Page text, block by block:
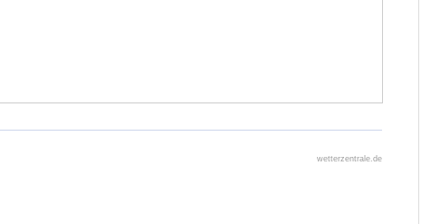
wetterzentrale.de